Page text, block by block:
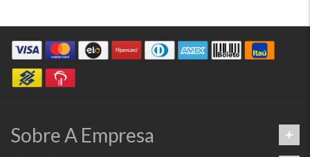
Sobre A Empresa